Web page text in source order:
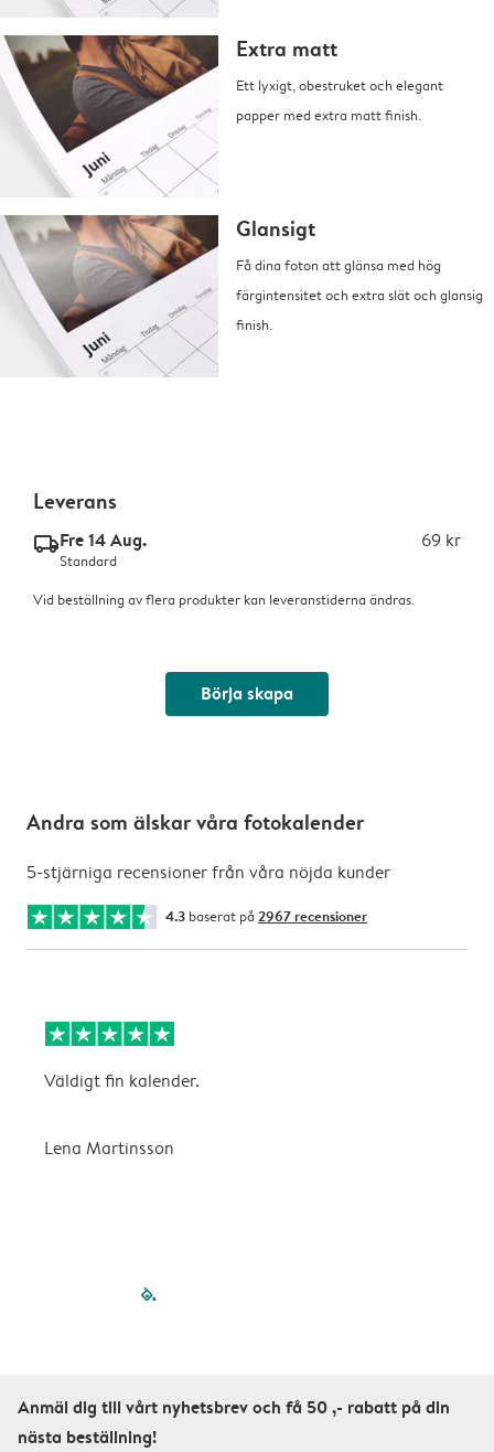
Extra matt
Ett lyxigt, obestruket och elegant
papper med extra matt finish.
Glansigt
Få dina foton att glänsa med hög
färgintensitet och extra slät och glansig
finish.
Leverans
delivery_standard_v2Fre 14 Aug. 69 kr
Standard
Vid beställning av flera produkter kan leveranstiderna ändras.
Börja skapa
Andra som älskar våra fotokalender
5-stjärniga recensioner från våra nöjda kunder
4.3 baserat på 2967 recensioner
Väldigt fin kalender.
Lena Martinsson
filled-pagination
Anmäl dig till vårt nyhetsbrev och få 50 ,- rabatt på din
nästa beställning!